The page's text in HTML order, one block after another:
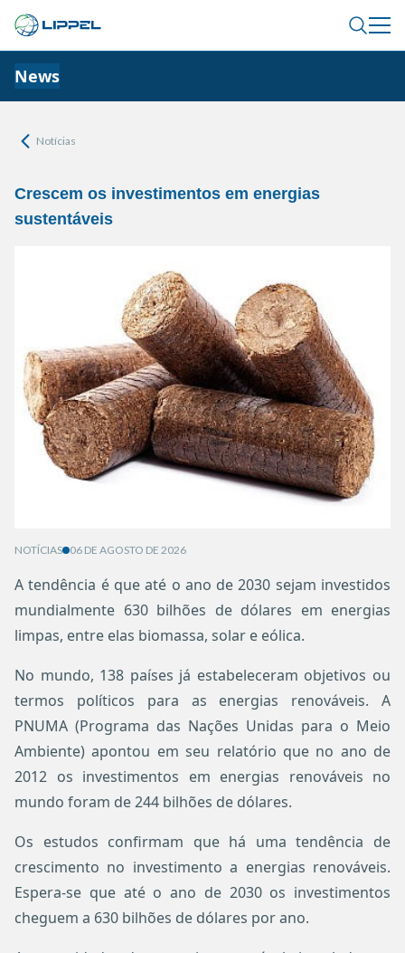
News
Notícias
Crescem os investimentos em energias
sustentáveis
NOTÍCIAS 06 DE AGOSTO DE 2026
A tendência é que até o ano de 2030 sejam investidos
mundialmente 630 bilhões de dólares em energias
limpas, entre elas biomassa, solar e eólica.
No mundo, 138 países já estabeleceram objetivos ou
termos políticos para as energias renováveis. A
PNUMA (Programa das Nações Unidas para o Meio
Ambiente) apontou em seu relatório que no ano de
2012 os investimentos em energias renováveis no
mundo foram de 244 bilhões de dólares.
Os estudos confirmam que há uma tendência de
crescimento no investimento a energias renováveis.
Espera-se que até o ano de 2030 os investimentos
cheguem a 630 bilhões de dólares por ano.